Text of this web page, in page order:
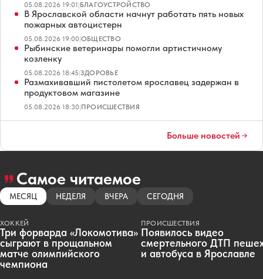
05.08.2026 19:01|БЛАГОУСТРОЙСТВО
В Ярославской области начнут работать пять новых
пожарных автоцистерн
05.08.2026 19:00|ОБЩЕСТВО
Рыбинские ветеринары помогли артистичному
козленку
05.08.2026 18:45|ЗДОРОВЬЕ
Размахивавший пистолетом ярославец задержан в
продуктовом магазине
05.08.2026 18:30|ПРОИСШЕСТВИЯ
Больше новостей
Самое читаемое
МЕСЯЦ НЕДЕЛЯ ВЧЕРА СЕГОДНЯ
ХОККЕЙ
Три форварда «Локомотива»
сыграют в прощальном
матче олимпийского
чемпиона
ПРОИСШЕСТВИЯ
Появилось видео
смертельного ДТП
и автобуса в Ярославле